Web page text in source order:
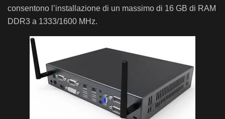
consentono l’installazione di un massimo di 16 GB di RAM
DDR3 a 1333/1600 MHz.